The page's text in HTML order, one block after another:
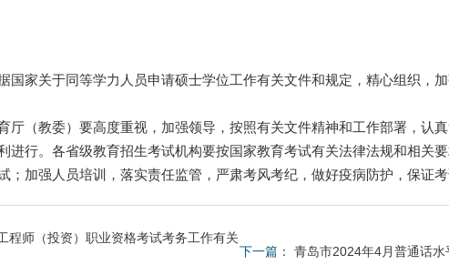
家关于同等学力人员申请硕士学位工作有关文件和规定，精心组织，加
（教委）要高度重视，加强领导，按照有关文件精神和工作部署，认
进行。各省级教育招生考试机构要按国家教育考试有关法律法规和相关
；加强人员培训，落实责任监管，严肃考风考纪，做好疫病防护，保证考
程师（投资）职业资格考试考务工作有关
下一篇： 青岛市2024年4月普通话水